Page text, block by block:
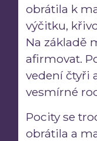
obrátila k
výčitku,
Na základě
afirmovat.
vedení čtyři
vesmírné
Pocity se
obrátila a